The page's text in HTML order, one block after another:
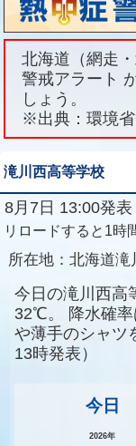
北海道（網走
警戒アラート
しょう。
※出典：環境省
滝川西高等学校
8月7日 13:00発表
リロードすると1時
所在地： 北海道滝
今日の滝川西高
32℃。
降水確
や薄手のシャツ
13時発表）
今日
2026年